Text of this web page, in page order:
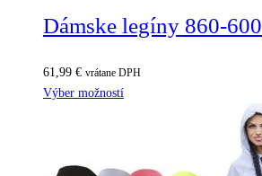
Dámske legíny 860-600
61,99 € vrátane DPH
Výber možností